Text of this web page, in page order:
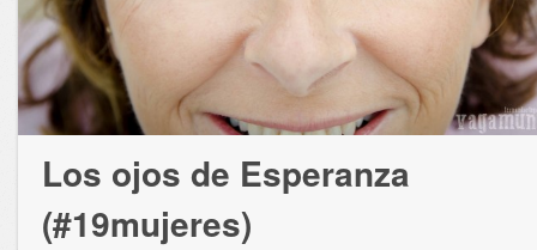
Los ojos de Esperanza
(#19mujeres)